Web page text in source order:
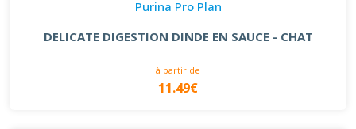
Purina Pro Plan
DELICATE DIGESTION DINDE EN SAUCE - CHAT
à partir de
11.49€